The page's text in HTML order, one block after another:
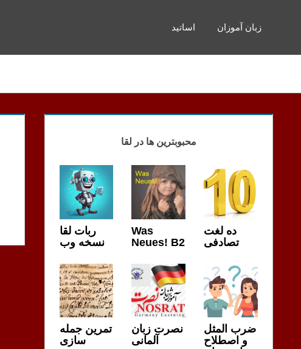
اساتید زبان آموزان
محبوبترین ها در لقا
ربات لقا
نسخه وب
Was
Neues! B2
ده لغت
تصادفی
تمرین جمله
سازی
نصرت زبان
آلمانی
ضرب المثل
و اصطلاح